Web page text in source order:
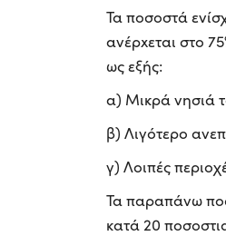
Τα ποσοστά
ανέρxεται στο
ως εξής:
α) Μικρά νησιά
β) Λιγότερο
γ) Λοιπές
Τα παραπάνω
κατά 20